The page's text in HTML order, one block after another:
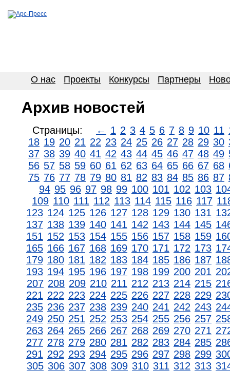
О нас Проекты Конкурсы Партнеры
Архив новостей
Страницы: ← 1 2 3 4 5 6 7 8 9 10 11
18 19 20 21 22 23 24 25 26 27 28 29 30
37 38 39 40 41 42 43 44 45 46 47 48 49
56 57 58 59 60 61 62 63 64 65 66 67 68
75 76 77 78 79 80 81 82 83 84 85 86 87
94 95 96 97 98 99 100 101 102 103
109 110 111 112 113 114 115 116 117
123 124 125 126 127 128 129 130 131
137 138 139 140 141 142 143 144 145
151 152 153 154 155 156 157 158 159
165 166 167 168 169 170 171 172 173
179 180 181 182 183 184 185 186 187
193 194 195 196 197 198 199 200 201
207 208 209 210 211 212 213 214 215
221 222 223 224 225 226 227 228 229
235 236 237 238 239 240 241 242 243
249 250 251 252 253 254 255 256 257
263 264 265 266 267 268 269 270 271
277 278 279 280 281 282 283 284 285
291 292 293 294 295 296 297 298 299
305 306 307 308 309 310 311 312 313